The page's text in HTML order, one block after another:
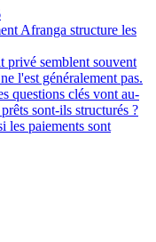
Afranga structure les
privé semblent souvent
l'est généralement pas.
questions clés vont au-
sont-ils structurés ?
les paiements sont